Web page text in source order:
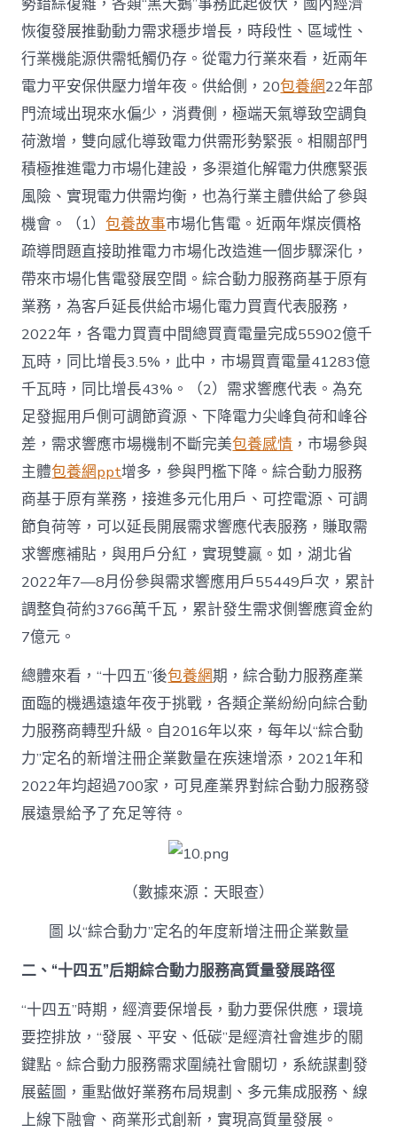
恢復發展推動動力需求穩步增長，時段性、區域性、
行業機能源供需牴觸仍存。從電力行業來看，近兩年
電力平安保供壓力增年夜。供給側，20包養網22年部
門流域出現來水偏少，消費側，極端天氣導致空調負
荷激增，雙向感化導致電力供需形勢緊張。相關部門
積極推進電力市場化建設，多渠道化解電力供應緊張
風險、實現電力供需均衡，也為行業主體供給了參與
機會。（1）包養故事市場化售電。近兩年煤炭價格
疏導問題直接助推電力市場化改造進一個步驟深化，
帶來市場化售電發展空間。綜合動力服務商基于原有
業務，為客戶延長供給市場化電力買賣代表服務，
2022年，各電力買賣中間總買賣電量完成55902億千
瓦時，同比增長3.5%，此中，市場買賣電量41283億
千瓦時，同比增長43%。（2）需求響應代表。為充
足發掘用戶側可調節資源、下降電力尖峰負荷和峰谷
差，需求響應市場機制不斷完美包養感情 ，市場參與
主體包養網ppt增多，參與門檻下降。綜合動力服務
商基于原有業務，接進多元化用戶、可控電源、可調
節負荷等，可以延長開展需求響應代表服務，賺取需
求響應補貼，與用戶分紅，實現雙贏。如，湖北省
2022年7—8月份參與需求響應用戶55449戶次，累計
調整負荷約3766萬千瓦，累計發生需求側響應資金約
7億元。
總體來看，“十四五”後包養網期，綜合動力服務產業
面臨的機遇遠遠年夜于挑戰，各類企業紛紛向綜合動
力服務商轉型升級。自2016年以來，每年以“綜合動
力”定名的新增注冊企業數量在疾速增添，2021年和
2022年均超過700家，可見產業界對綜合動力服務發
展遠景給予了充足等待。
（數據來源：天眼查）
圖 以“綜合動力”定名的年度新增注冊企業數量
二、“十四五”后期綜合動力服務高質量發展路徑
“十四五”時期，經濟要保增長，動力要保供應，環境
要控排放，“發展、平安、低碳”是經濟社會進步的關
鍵點。綜合動力服務需求圍繞社會關切，系統謀劃發
展藍圖，重點做好業務布局規劃、多元集成服務、線
上線下融會、商業形式創新，實現高質量發展。